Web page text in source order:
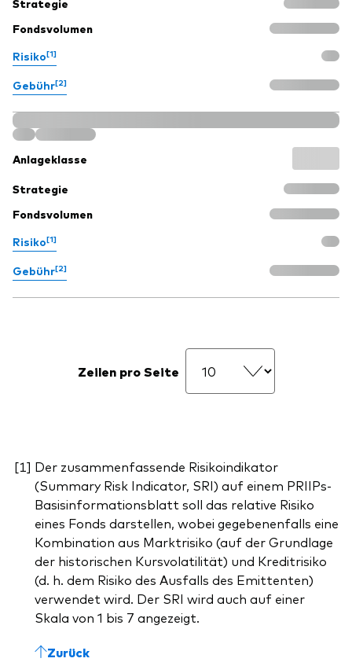
Fondsvolumen
Risiko[1]
Gebühr[2]
Anlageklasse
Strategie
Fondsvolumen
Risiko[1]
Gebühr[2]
Zeilen pro Seite
Der zusammenfassende Risikoindikator
(Summary Risk Indicator, SRI) auf einem PRIIPs-
Basisinformationsblatt soll das relative Risiko
eines Fonds darstellen, wobei gegebenenfalls eine
Kombination aus Marktrisiko (auf der Grundlage
der historischen Kursvolatilität) und Kreditrisiko
(d. h. dem Risiko des Ausfalls des Emittenten)
verwendet wird. Der SRI wird auch auf einer
Skala von 1 bis 7 angezeigt.
Zurück